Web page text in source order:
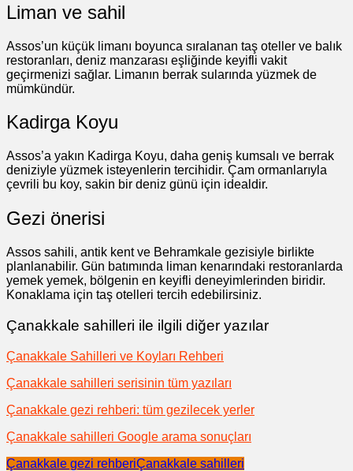
Liman ve sahil
Assos’un küçük limanı boyunca sıralanan taş oteller ve balık
restoranları, deniz manzarası eşliğinde keyifli vakit
geçirmenizi sağlar. Limanın berrak sularında yüzmek de
mümkündür.
Kadirga Koyu
Assos’a yakın Kadirga Koyu, daha geniş kumsalı ve berrak
deniziyle yüzmek isteyenlerin tercihidir. Çam ormanlarıyla
çevrili bu koy, sakin bir deniz günü için idealdir.
Gezi önerisi
Assos sahili, antik kent ve Behramkale gezisiyle birlikte
planlanabilir. Gün batımında liman kenarındaki restoranlarda
yemek yemek, bölgenin en keyifli deneyimlerinden biridir.
Konaklama için taş otelleri tercih edebilirsiniz.
Çanakkale sahilleri ile ilgili diğer yazılar
Çanakkale Sahilleri ve Koyları Rehberi
Çanakkale sahilleri serisinin tüm yazıları
Çanakkale gezi rehberi: tüm gezilecek yerler
Çanakkale sahilleri Google arama sonuçları
Çanakkale gezi rehberiÇanakkale sahilleri